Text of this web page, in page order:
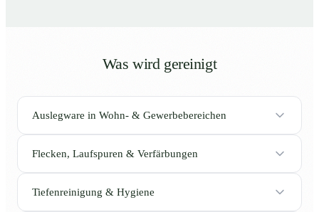
Was wird gereinigt
Auslegware in Wohn- & Gewerbebereichen
Flecken, Laufspuren & Verfärbungen
Tiefenreinigung & Hygiene